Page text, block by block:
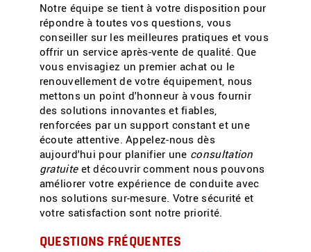
Notre équipe se tient à votre disposition pour
répondre à toutes vos questions, vous
conseiller sur les meilleures pratiques et vous
offrir un service après-vente de qualité. Que
vous envisagiez un premier achat ou le
renouvellement de votre équipement, nous
mettons un point d'honneur à vous fournir
des solutions innovantes et fiables,
renforcées par un support constant et une
écoute attentive. Appelez-nous dès
aujourd'hui pour planifier une consultation
gratuiteet découvrir comment nous pouvons
améliorer votre expérience de conduite avec
nos solutions sur-mesure. Votre sécurité et
votre satisfaction sont notre priorité.
QUESTIONS FRÉQUENTES